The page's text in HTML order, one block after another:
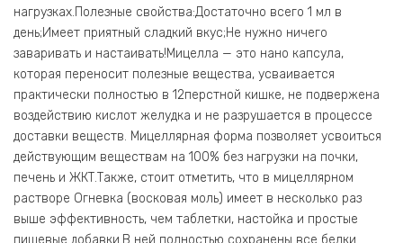
нагрузках.Полезные свойства:Достаточно всего 1 мл в
день;Имеет приятный сладкий вкус;Не нужно ничего
заваривать и настаивать!Мицелла — это нано капсула,
которая переносит полезные вещества, усваивается
практически полностью в 12перстной кишке, не подвержена
воздействию кислот желудка и не разрушается в процессе
доставки веществ. Мицеллярная форма позволяет усвоиться
действующим веществам на 100% без нагрузки на почки,
печень и ЖКТ.Также, стоит отметить, что в мицеллярном
растворе Огневка (восковая моль) имеет в несколько раз
выше эффективность, чем таблетки, настойка и простые
пищевые добавки.В ней полностью сохранены все белки